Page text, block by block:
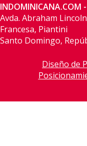
Avda. Abraham
Francesa, Piantini
Santo Domingo,
Diseño de